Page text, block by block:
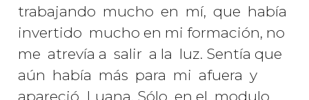
trabajando mucho en mí, que había
invertido mucho en mi formación, no
me atrevía a salir a la luz. Sentía que
aún había más para mi afuera y
apareció Luana. Sólo en el modulo